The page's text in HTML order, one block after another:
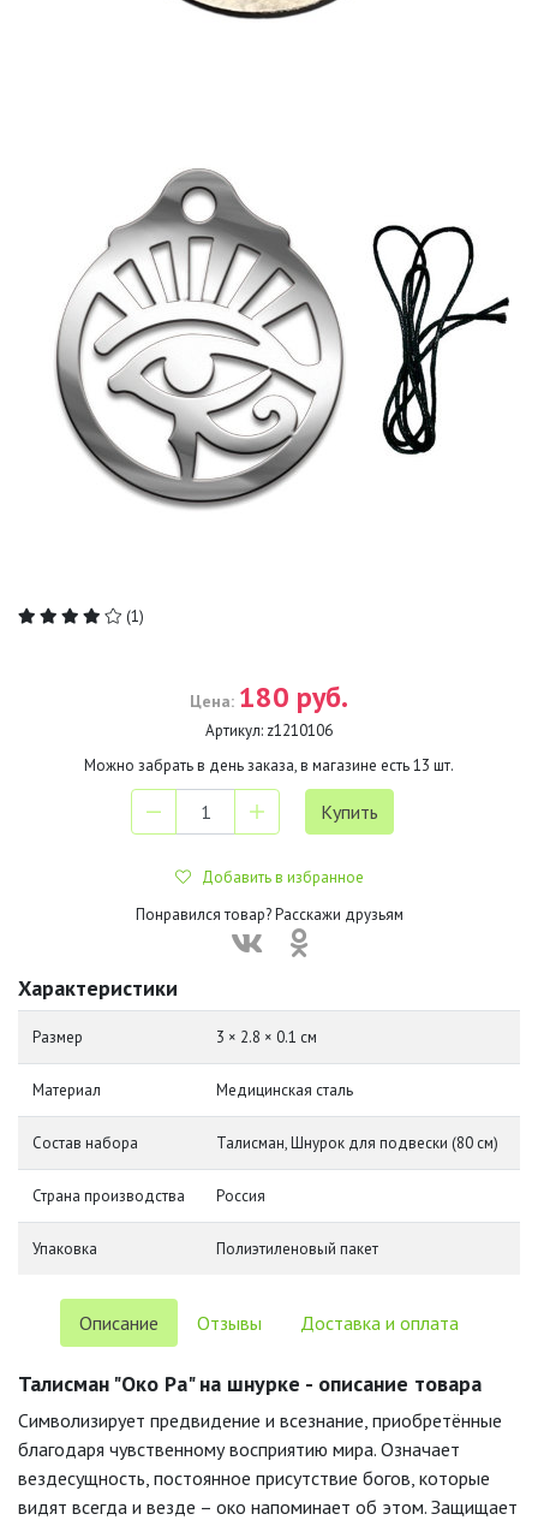
(1)
Цена: 180 руб.
Артикул: z1210106
Можно забрать в день заказа, в магазине есть13 шт.
Добавить в избранное
Понравился товар? Расскажи друзьям
Характеристики
Размер 3 × 2.8 × 0.1 см
Материал Медицинская сталь
Состав набора Талисман, Шнурок для подвески (80 см)
Страна производства Россия
Упаковка Полиэтиленовый пакет
Описание Отзывы Доставка и оплата
Талисман "Око Ра" на шнурке - описание товара
Символизирует предвидение и всезнание, приобретённые
благодаря чувственному восприятию мира. Означает
вездесущность, постоянное присутствие богов, которые
видят всегда и везде – око напоминает об этом. Защищает